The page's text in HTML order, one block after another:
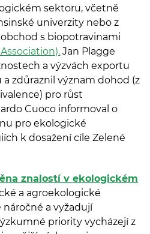
sektoru, včetně
univerzity nebo z
s biopotravinami
Jan Plagge
a výzvách exportu
zdůraznil význam dohod (z
pro růst
Cuoco informoval o
pro ekologické
k dosažení cíle Zelené
znalostí v ekologickém
a agroekologické
a vyžadují
priority vycházejí z